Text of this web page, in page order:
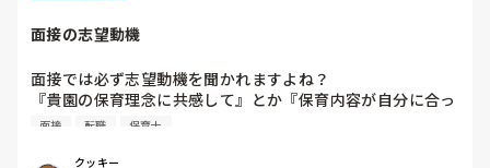
面接の志望動機
面接では必ず志望動機を聞かれますよね？
『貴園の保育理念に共感して』とか『保育内容が自分に合っ
てると思いました』等々が多いかと思いますが、実際はどう
私自身、園の雰囲気とか園の規模、保育内容は勘案しますが
面接 転職 保育士
クッキー